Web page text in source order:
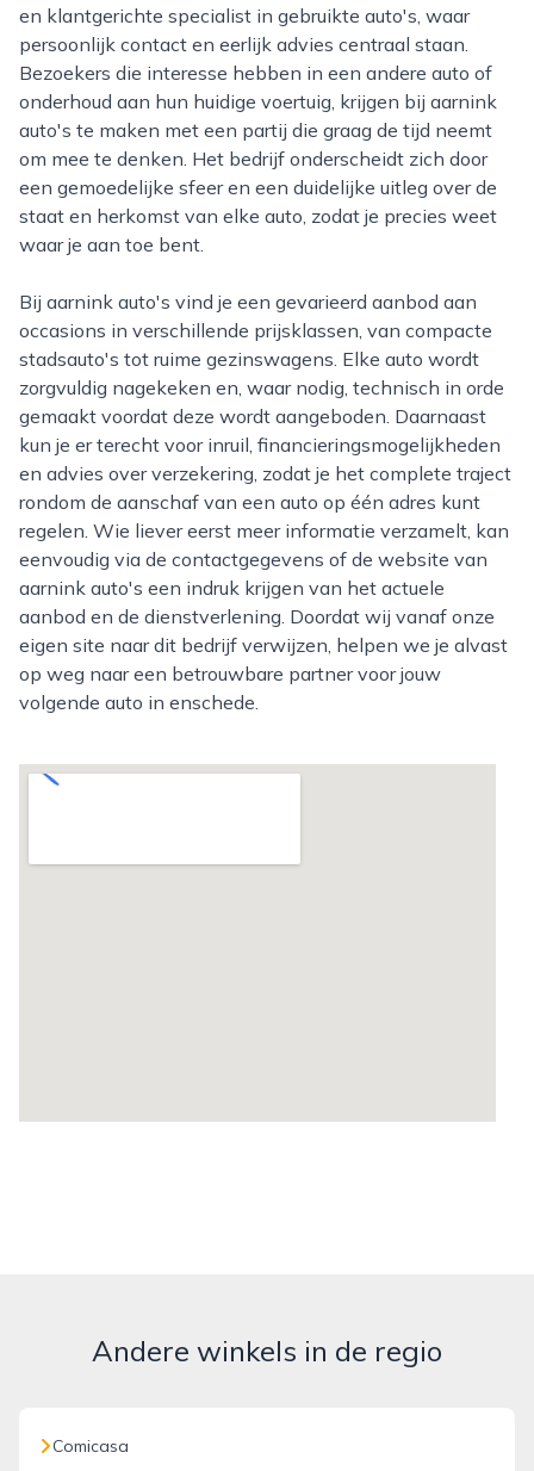
en klantgerichte specialist in gebruikte auto's, waar
persoonlijk contact en eerlijk advies centraal staan.
Bezoekers die interesse hebben in een andere auto of
onderhoud aan hun huidige voertuig, krijgen bij aarnink
auto's te maken met een partij die graag de tijd neemt
om mee te denken. Het bedrijf onderscheidt zich door
een gemoedelijke sfeer en een duidelijke uitleg over de
staat en herkomst van elke auto, zodat je precies weet
waar je aan toe bent.
Bij aarnink auto's vind je een gevarieerd aanbod aan
occasions in verschillende prijsklassen, van compacte
stadsauto's tot ruime gezinswagens. Elke auto wordt
zorgvuldig nagekeken en, waar nodig, technisch in orde
gemaakt voordat deze wordt aangeboden. Daarnaast
kun je er terecht voor inruil, financieringsmogelijkheden
en advies over verzekering, zodat je het complete traject
rondom de aanschaf van een auto op één adres kunt
regelen. Wie liever eerst meer informatie verzamelt, kan
eenvoudig via de contactgegevens of de website van
aarnink auto's een indruk krijgen van het actuele
aanbod en de dienstverlening. Doordat wij vanaf onze
eigen site naar dit bedrijf verwijzen, helpen we je alvast
op weg naar een betrouwbare partner voor jouw
volgende auto in enschede.
Andere winkels in de regio
Comicasa